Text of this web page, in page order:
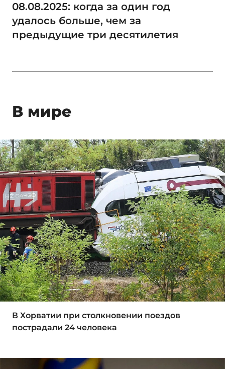
08.08.2025: когда за один год
удалось больше, чем за
предыдущие три десятилетия
В мире
В Хорватии при столкновении поездов
пострадали 24 человека